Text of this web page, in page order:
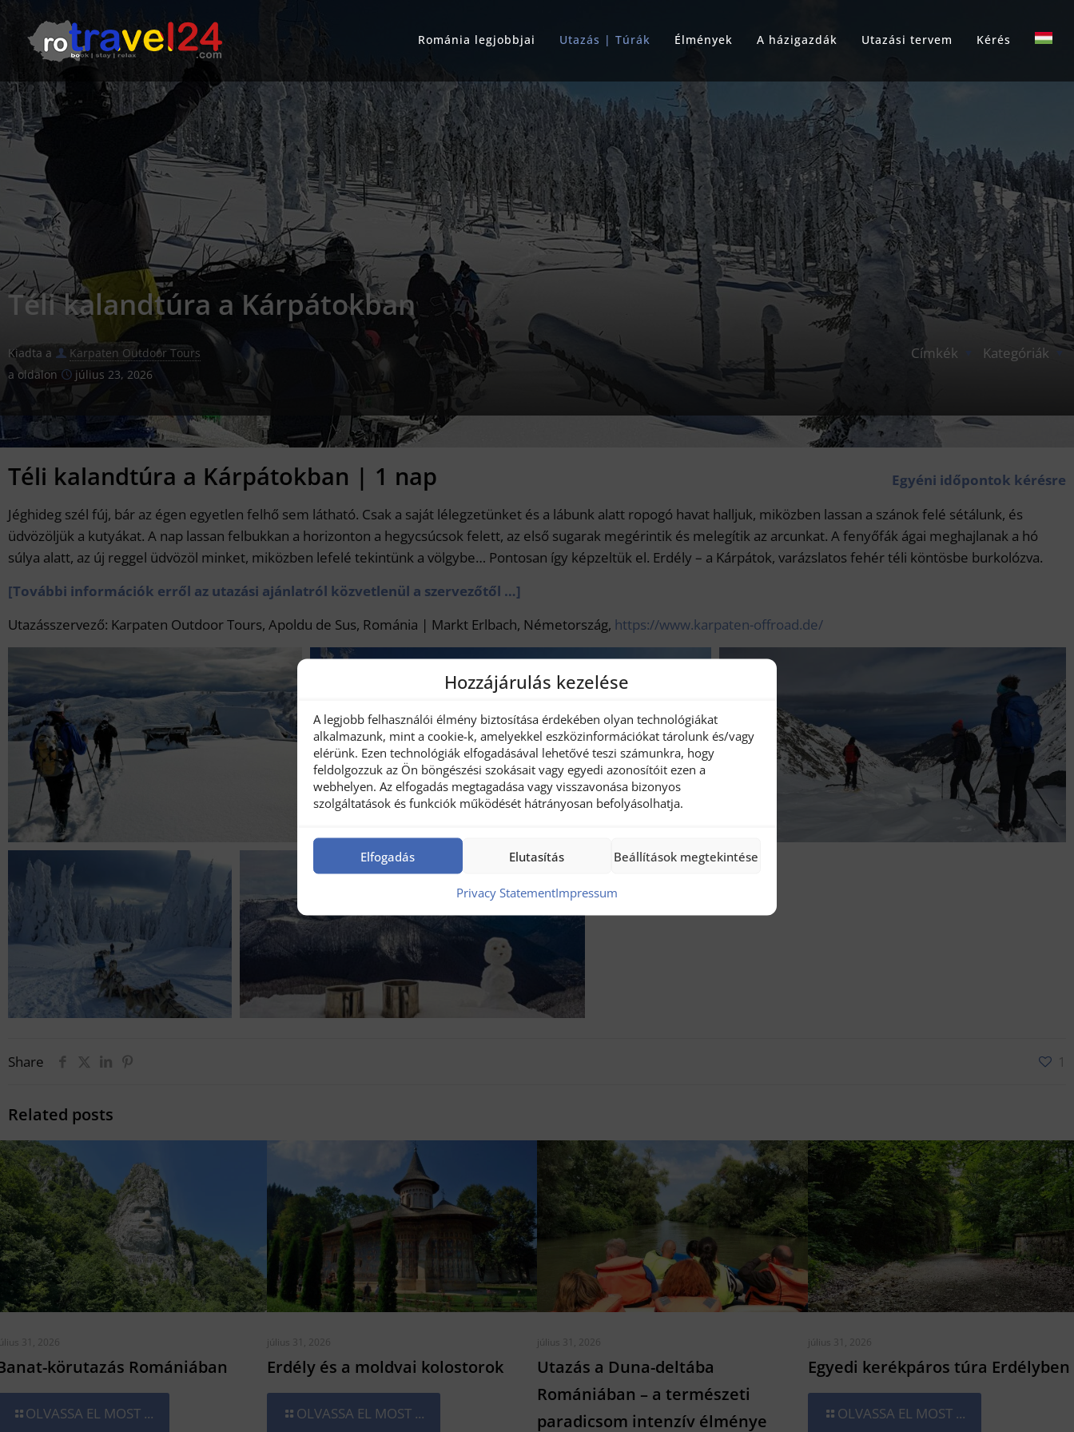
Hozzájárulás kezelése
A legjobb felhasználói élmény biztosítása érdekében olyan technológiákat
alkalmazunk, mint a cookie-k, amelyekkel eszközinformációkat tárolunk és/vagy
elérünk. Ezen technológiák elfogadásával lehetővé teszi számunkra, hogy
feldolgozzuk az Ön böngészési szokásait vagy egyedi azonosítóit ezen a
webhelyen. Az elfogadás megtagadása vagy visszavonása bizonyos
szolgáltatások és funkciók működését hátrányosan befolyásolhatja.
Elfogadás Elutasítás Beállítások megtekintése
Privacy StatementImpressum
Románia legjobbjai Utazás | Túrák Élmények A házigazdák Utazási tervem Kérés
Téli kalandtúra a Kárpátokban
Kiadta a
Karpaten Outdoor Tours
a oldalon
július 23, 2026
Kategóriák
Címkék
Téli kalandtúra a Kárpátokban | 1 nap
Egyéni időpontok kérésre
Jéghideg szél fúj, bár az égen egyetlen felhő sem látható. Csak a saját lélegzetünket és a lábunk alatt ropogó havat halljuk, miközben lassan a szánok felé sétálunk, és
üdvözöljük a kutyákat. A nap lassan felbukkan a horizonton a hegycsúcsok felett, az első sugarak megérintik és melegítik az arcunkat. A fenyőfák ágai meghajlanak a hó
súlya alatt, az új reggel üdvözöl minket, miközben lefelé tekintünk a völgybe… Pontosan így képzeltük el. Erdély – a Kárpátok, varázslatos fehér téli köntösbe burkolózva.
[További információk erről az utazási ajánlatról közvetlenül a szervezőtől …]
Utazásszervező: Karpaten Outdoor Tours, Apoldu de Sus, Románia | Markt Erlbach, Németország, https://www.karpaten-offroad.de/
Share 1
Related posts
31, 2026
körutazás Romániában
OLVASSA EL MOST ...
július 31, 2026
Erdély és a moldvai kolostorok
OLVASSA EL MOST ...
július 31, 2026
Utazás a Duna-deltába
Romániában – a természeti
paradicsom intenzív élménye
július 31, 2026
Egyedi kerékpáros túra Erdélyben
OLVASSA EL MOST ...